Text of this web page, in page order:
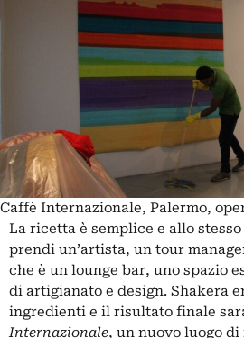
Caffè Internazionale, Palermo,
La ricetta è semplice e allo
prendi un’artista, un tour
che è un lounge bar, uno spazio
di artigianato e design. Shakera
ingredienti e il risultato finale
Internazionale, un nuovo luogo